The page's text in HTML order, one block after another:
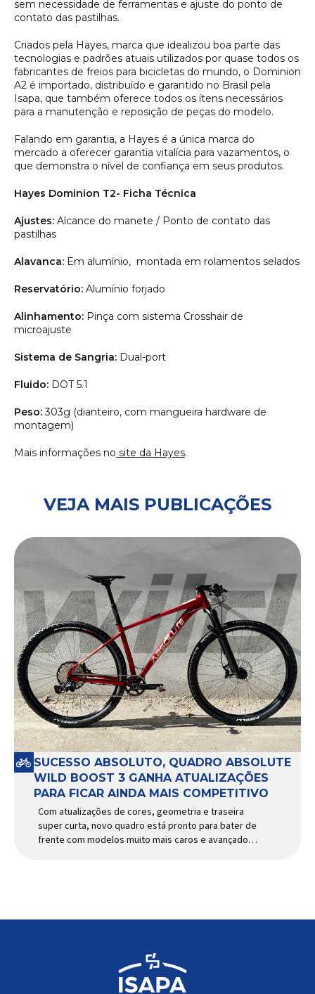
sem necessidade de ferramentas e ajuste do ponto de
contato das pastilhas.
Criados pela Hayes, marca que idealizou boa parte das
tecnologias e padrões atuais utilizados por quase todos os
fabricantes de freios para bicicletas do mundo, o Dominion
A2 é importado, distribuído e garantido no Brasil pela
Isapa, que também oferece todos os ítens necessários
para a manutenção e reposição de peças do modelo.
Falando em garantia, a Hayes é a única marca do
mercado a oferecer garantia vitalícia para vazamentos, o
que demonstra o nível de confiança em seus produtos.
Hayes Dominion T2- Ficha Técnica
Ajustes: Alcance do manete / Ponto de contato das
pastilhas
Alavanca: Em alumínio, montada em rolamentos selados
Reservatório: Alumínio forjado
Alinhamento: Pinça com sistema Crosshair de
microajuste
Sistema de Sangria: Dual-port
Fluido: DOT 5.1
Peso:303g (dianteiro, com mangueira hardware de
montagem)
Mais informações no site da Hayes.
VEJA MAIS PUBLICAÇÕES
SUCESSO ABSOLUTO, QUADRO ABSOLUTE
WILD BOOST 3 GANHA ATUALIZAÇÕES
PARA FICAR AINDA MAIS COMPETITIVO
Com atualizações de cores, geometria e traseira
super curta, novo quadro está pronto para bater de
frente com modelos muito mais caros e avançados